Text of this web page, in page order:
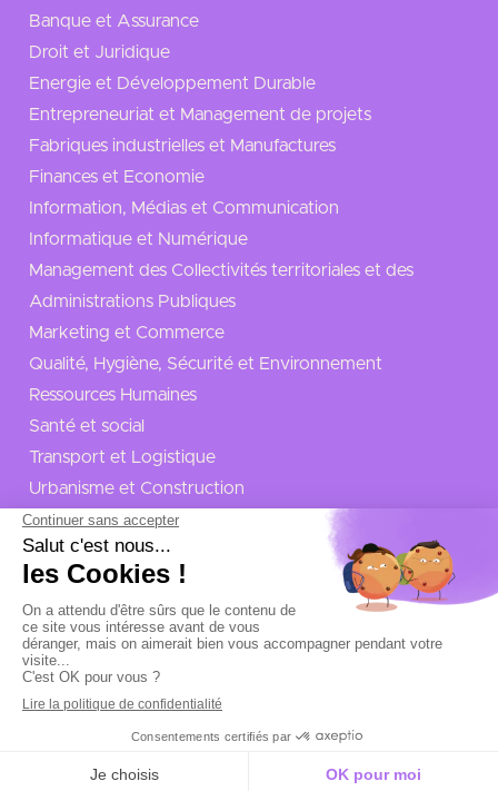
Banque et Assurance
Droit et Juridique
Energie et Développement Durable
Entrepreneuriat et Management de projets
Fabriques industrielles et Manufactures
Finances et Economie
Information, Médias et Communication
Informatique et Numérique
Management des Collectivités territoriales et des
Administrations Publiques
Marketing et Commerce
Qualité, Hygiène, Sécurité et Environnement
Ressources Humaines
Santé et social
Transport et Logistique
Urbanisme et Construction
Politique de confidentialité
Mentions légales
Plan de site
Site réalisé par
La Quincaillerie